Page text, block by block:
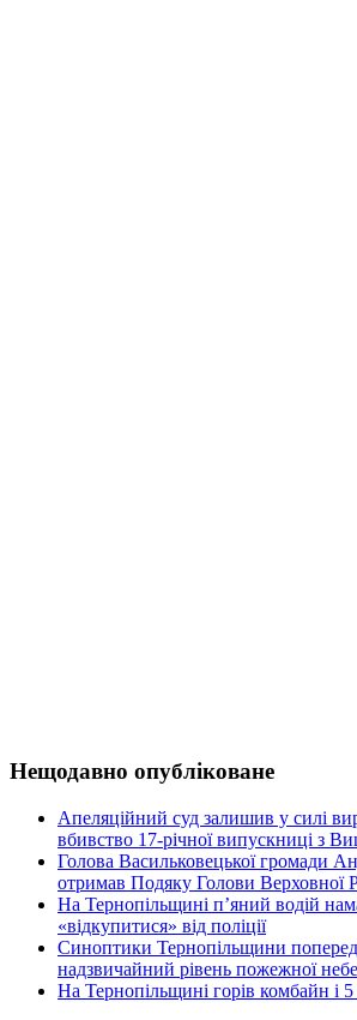
Нещодавно опубліковане
Апеляційний суд залишив у силі
вбивство 17-річної випускниці з
Голова Васильковецької громади
отримав Подяку Голови Верховної
На Тернопільщині п’яний водій
«відкупитися» від поліції
Синоптики Тернопільщини
надзвичайний рівень пожежної
На Тернопільщині горів комбайн і 5